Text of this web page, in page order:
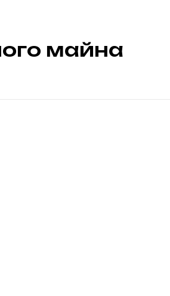
майна